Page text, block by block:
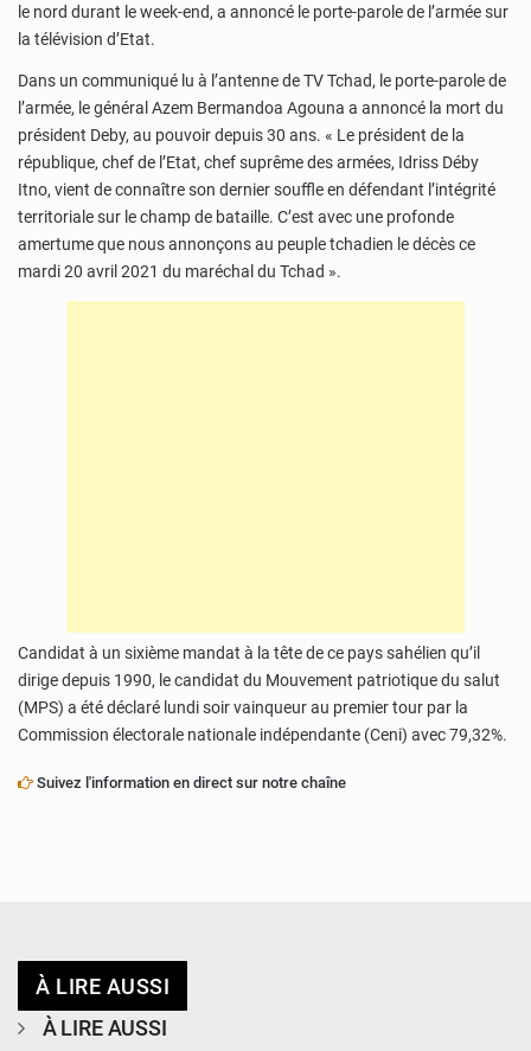
le nord durant le week-end, a annoncé le porte-parole de l’armée sur
la télévision d’Etat.
Dans un communiqué lu à l’antenne de TV Tchad, le porte-parole de
l’armée, le général Azem Bermandoa Agouna a annoncé la mort du
président Deby, au pouvoir depuis 30 ans. « Le président de la
république, chef de l’Etat, chef suprême des armées, Idriss Déby
Itno, vient de connaître son dernier souffle en défendant l’intégrité
territoriale sur le champ de bataille. C’est avec une profonde
amertume que nous annonçons au peuple tchadien le décès ce
mardi 20 avril 2021 du maréchal du Tchad ».
Candidat à un sixième mandat à la tête de ce pays sahélien qu’il
dirige depuis 1990, le candidat du Mouvement patriotique du salut
(MPS) a été déclaré lundi soir vainqueur au premier tour par la
Commission électorale nationale indépendante (Ceni) avec 79,32%.
Suivez l'information en direct sur notre chaîne
À LIRE AUSSI
À LIRE AUSSI